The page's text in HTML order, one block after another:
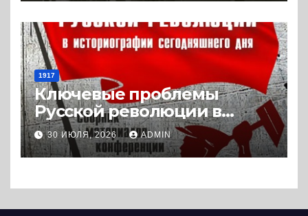
1917
Ключевые проблемы
Русской революции в
историографии
сегодняшнего дня (2024) *
Книга
30 ИЮЛЯ, 2026 ADMIN